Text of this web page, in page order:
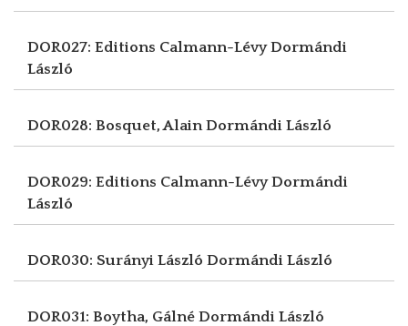
DOR027: Editions Calmann-LévyDormándi
László
DOR028: Bosquet, AlainDormándi László
DOR029: Editions Calmann-LévyDormándi
László
DOR030: Surányi László Dormándi László
DOR031: Boytha, Gálné Dormándi László